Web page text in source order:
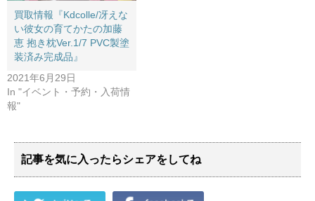
買取情報『​Kdcolle/冴えな
い彼女の育てかたの加藤
恵 ​抱き枕Ver.1/7 ​PVC製塗
装済み完成品』
2021年6月29日
In "イベント・予約・入荷情
報"
記事を気に入ったらシェアをしてね